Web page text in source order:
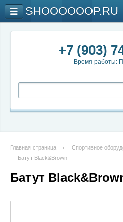
+7 (903)
Время работы:
Главная страница Спортивное
Батут Black&Brown
Батут
SHOOOOOOP.RU